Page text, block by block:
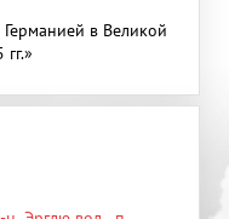
в Великой